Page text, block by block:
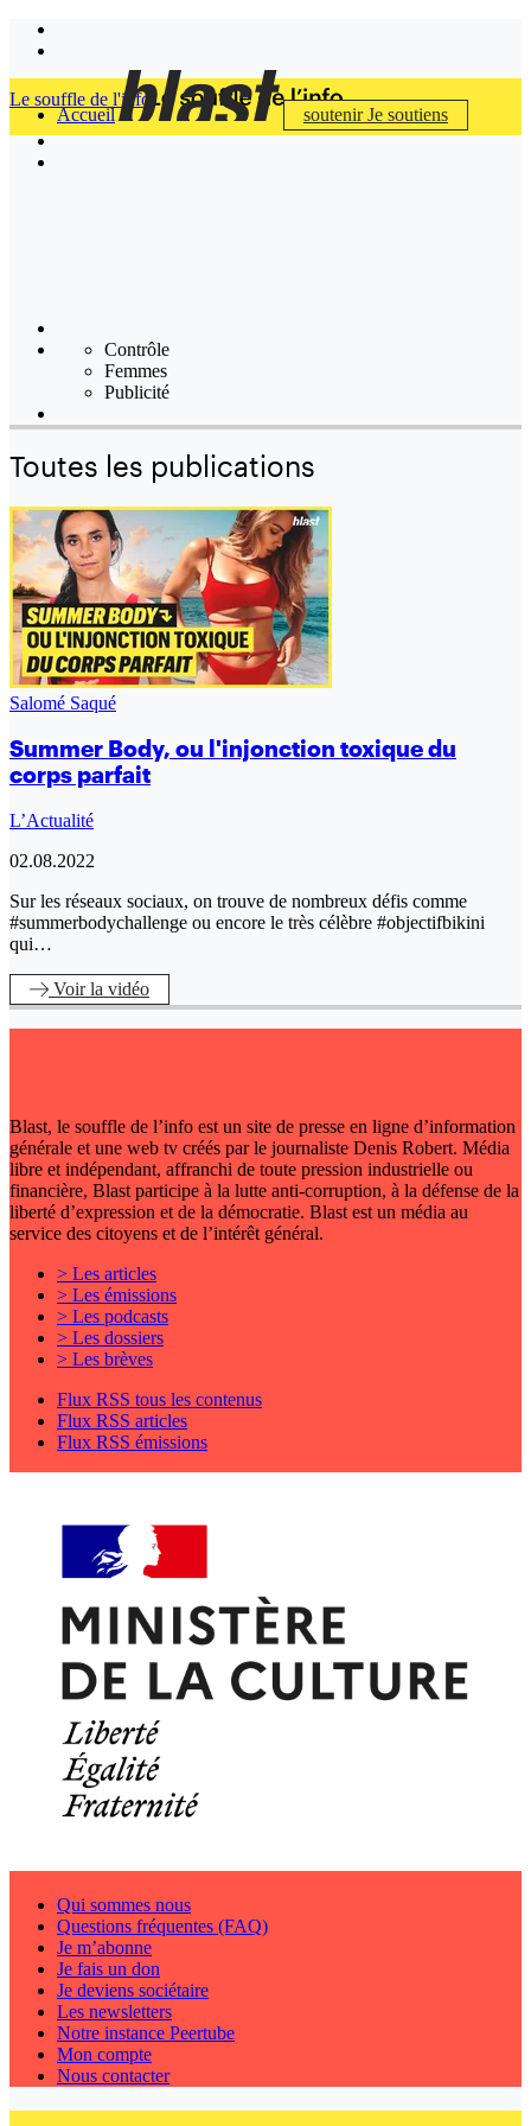
Accueil soutenirJe soutiens
Le souffle de l'info
Contrôle
Femmes
Publicité
Toutes les publications
Salomé Saqué
Summer Body, ou l'injonction toxique du
corps parfait
L’Actualité
02.08.2022
Sur les réseaux sociaux, on trouve de nombreux défis comme
#summerbodychallenge ou encore le très célèbre #objectifbikini
qui…
Voirla vidéo
Blast, le souffle de l’info est un site de presse en ligne d’information
générale et une web tv créés par le journaliste Denis Robert. Média
libre et indépendant, affranchi de toute pression industrielle ou
financière, Blast participe à la lutte anti-corruption, à la défense de la
liberté d’expression et de la démocratie. Blast est un média au
service des citoyens et de l’intérêt général.
> Les articles
> Les émissions
> Les podcasts
> Les dossiers
> Les brèves
Flux RSS tous les contenus
Flux RSS articles
Flux RSS émissions
Qui sommes nous
Questions fréquentes (FAQ)
Je m’abonne
Je fais un don
Je deviens sociétaire
Les newsletters
Notre instance Peertube
Mon compte
Nous contacter